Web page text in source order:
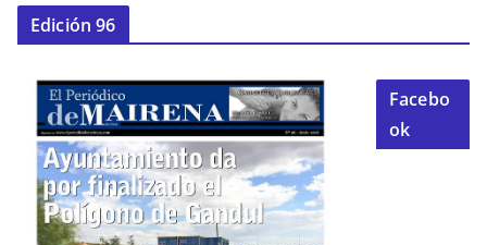
Edición 96
Facebo
ok